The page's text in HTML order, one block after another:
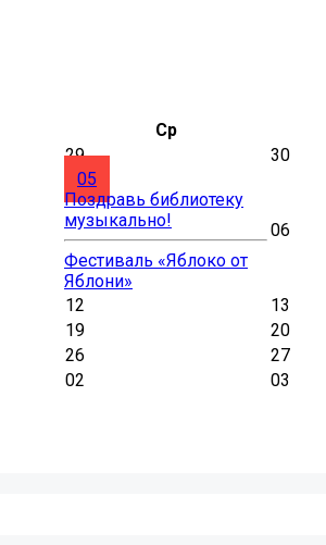
Ср
29 30
05
Поздравь библиотеку
музыкально!
Фестиваль «Яблоко от
Яблони»
06
12 13
19 20
26 27
02 03